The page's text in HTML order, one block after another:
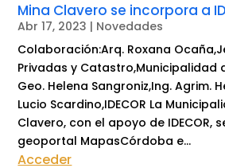
Mina Clavero se incorpora a
Abr 17, 2023 | Novedades
Colaboración:Arq. Roxana
Privadas y Catastro,Municipalidad
Geo. Helena Sangroniz,Ing. Agrim.
Lucio Scardino,IDECOR La
Clavero, con el apoyo de IDECOR,
geoportal MapasCórdoba e...
Acceder